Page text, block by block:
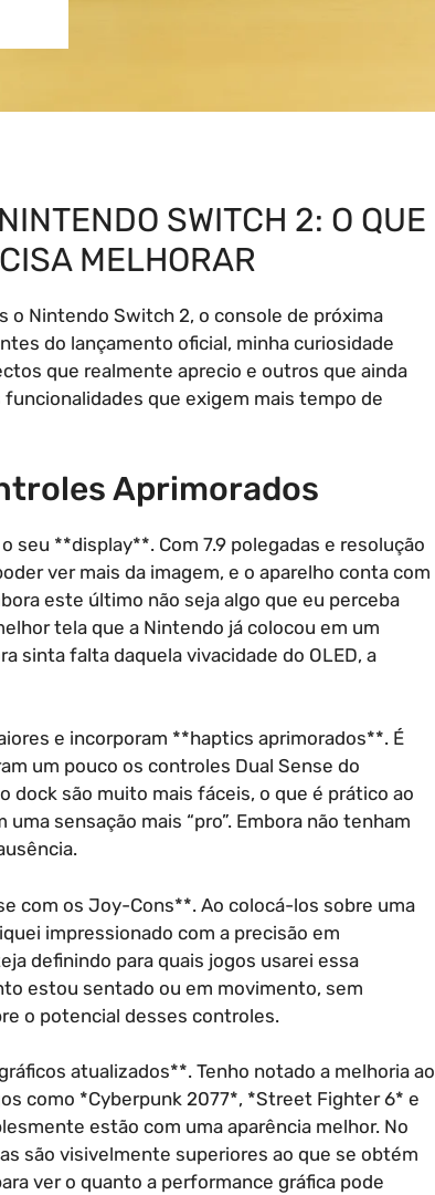
SWITCH 2: O QUE
MELHORAR
o Nintendo Switch 2, o console de próxima
do lançamento oficial, minha curiosidade
que realmente aprecio e outros que ainda
que exigem mais tempo de
Aprimorados
seu **display**. Com 7.9 polegadas e resolução
ver mais da imagem, e o aparelho conta com
este último não seja algo que eu perceba
tela que a Nintendo já colocou em um
sinta falta daquela vivacidade do OLED, a
e incorporam **haptics aprimorados**. É
um pouco os controles Dual Sense do
dock são muito mais fáceis, o que é prático ao
sensação mais “pro”. Embora não tenham
com os Joy-Cons**. Ao colocá-los sobre uma
impressionado com a precisão em
definindo para quais jogos usarei essa
estou sentado ou em movimento, sem
o potencial desses controles.
atualizados**. Tenho notado a melhoria ao
como *Cyberpunk 2077*, *Street Fighter 6* e
estão com uma aparência melhor. No
são visivelmente superiores ao que se obtém
ver o quanto a performance gráfica pode